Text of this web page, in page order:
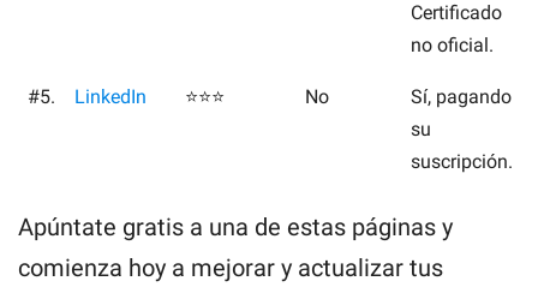
Certificado
no oficial.
#5. LinkedIn ⭐⭐⭐ No
Sí, pagando
su
suscripción.
Apúntate gratis a una de estas páginas y
comienza hoy a mejorar y actualizar tus